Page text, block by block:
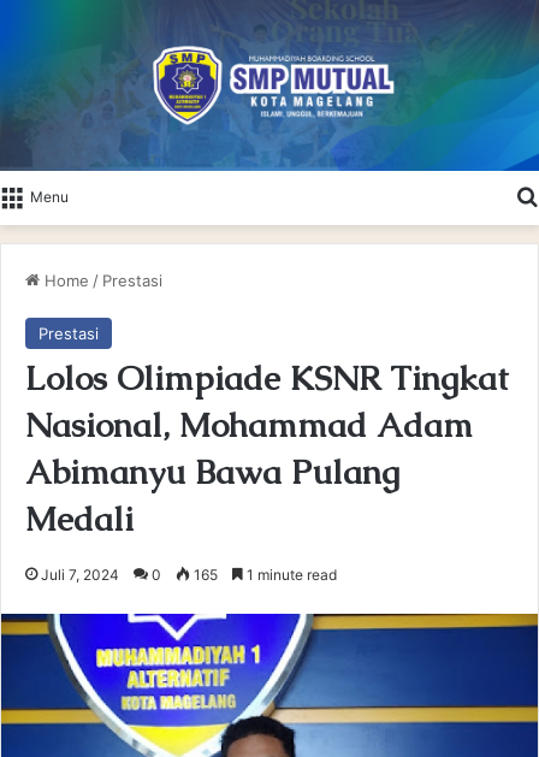
Menu
Home / Prestasi
Prestasi
Lolos Olimpiade KSNR Tingkat
Nasional, Mohammad Adam
Abimanyu Bawa Pulang
Medali
Juli 7, 2024 0 165 1 minute read